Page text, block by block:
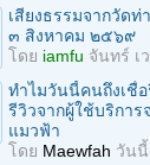
เสียงธรรมจากวัด
๓ สิงหาคม ๒๕๖๙
โดย iamfu จันทร์ เ
ทำไมวันนี้คนถึงเชื่
รีวิวจากผู้ใช้บริกา
แมวฟ้า
โดย Maewfah วันนี้